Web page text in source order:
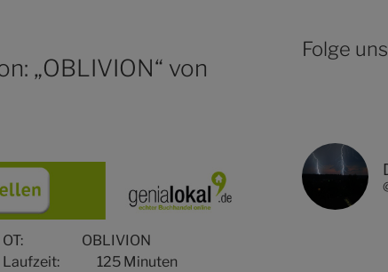
„OBLIVION“ von
OT: OBLIVION
Laufzeit: 125 Minuten
Folge